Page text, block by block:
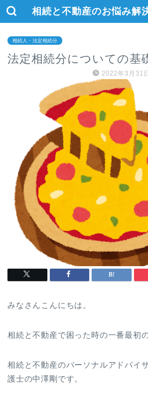
相続と不動産のお悩み解
相続人・法定相続分
法定相続分についての基
2022年3月31日
みなさんこんにちは。
相続と不動産で困った時の一番最初
相続と不動産のパーソナルアドバイ
護士の中澤剛です。